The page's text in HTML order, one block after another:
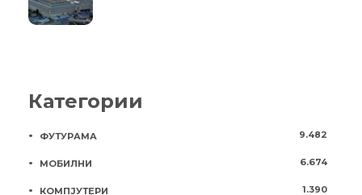
Категории
ФУТУРАМА 9.482
МОБИЛНИ 6.674
КОМПЈУТЕРИ 1.390